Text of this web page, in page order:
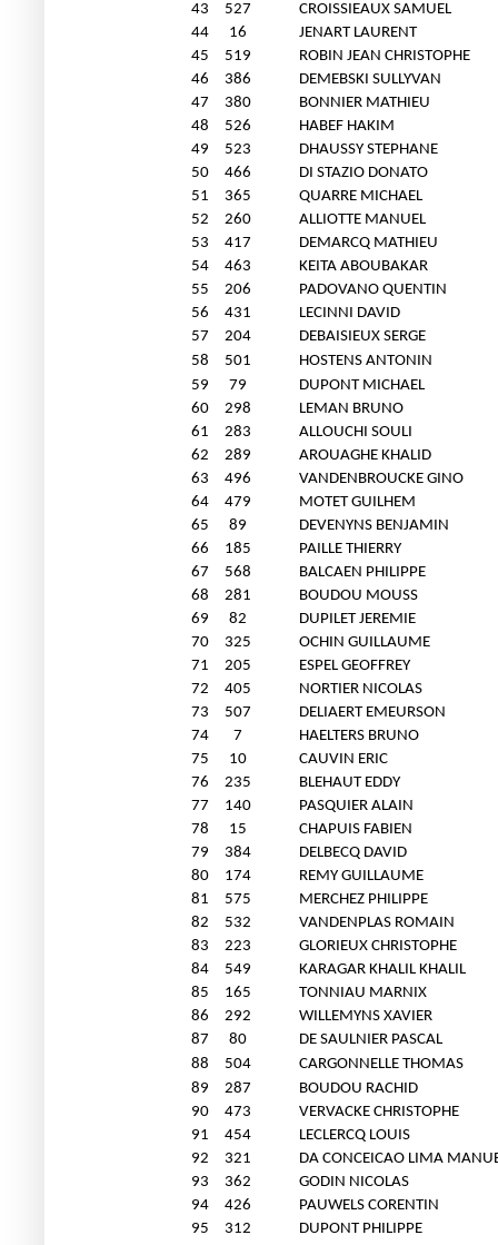
43
527
CROISSIEAUX SAMUEL
44
16
JENART LAURENT
45
519
ROBIN JEAN CHRISTOPHE
46
386
DEMEBSKI SULLYVAN
47
380
BONNIER MATHIEU
48
526
HABEF HAKIM
49
523
DHAUSSY STEPHANE
50
466
DI STAZIO DONATO
51
365
QUARRE MICHAEL
52
260
ALLIOTTE MANUEL
53
417
DEMARCQ MATHIEU
54
463
KEITA ABOUBAKAR
55
206
PADOVANO QUENTIN
56
431
LECINNI DAVID
57
204
DEBAISIEUX SERGE
58
501
HOSTENS ANTONIN
59
79
DUPONT MICHAEL
60
298
LEMAN BRUNO
61
283
ALLOUCHI SOULI
62
289
AROUAGHE KHALID
63
496
VANDENBROUCKE GINO
64
479
MOTET GUILHEM
65
89
DEVENYNS BENJAMIN
66
185
PAILLE THIERRY
67
568
BALCAEN PHILIPPE
68
281
BOUDOU MOUSS
69
82
DUPILET JEREMIE
70
325
OCHIN GUILLAUME
71
205
ESPEL GEOFFREY
72
405
NORTIER NICOLAS
73
507
DELIAERT EMEURSON
74
7
HAELTERS BRUNO
75
10
CAUVIN ERIC
76
235
BLEHAUT EDDY
77
140
PASQUIER ALAIN
78
15
CHAPUIS FABIEN
79
384
DELBECQ DAVID
80
174
REMY GUILLAUME
81
575
MERCHEZ PHILIPPE
82
532
VANDENPLAS ROMAIN
83
223
GLORIEUX CHRISTOPHE
84
549
KARAGAR KHALIL KHALIL
85
165
TONNIAU MARNIX
86
292
WILLEMYNS XAVIER
87
80
DE SAULNIER PASCAL
88
504
CARGONNELLE THOMAS
89
287
BOUDOU RACHID
90
473
VERVACKE CHRISTOPHE
91
454
LECLERCQ LOUIS
92
321
DA CONCEICAO LIMA
93
362
GODIN NICOLAS
94
426
PAUWELS CORENTIN
95
312
DUPONT PHILIPPE